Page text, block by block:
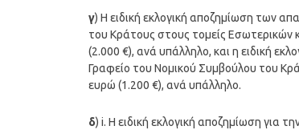
γ) Η ειδική εκλογική αποζημίωση των
του Κράτους στους τομείς Εσωτερικών
(2.000 €), ανά υπάλληλο, και η ειδική
Γραφείο του Νομικού Συμβούλου του
ευρώ (1.200 €), ανά υπάλληλο.
δ) i. Η ειδική εκλογική αποζημίωση για